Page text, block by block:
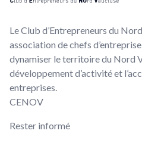
Le Club d’Entrepreneurs du
association de chefs
dynamiser le territoire du Nord
développement d’activité et
entreprises.
CENOV
Rester informé